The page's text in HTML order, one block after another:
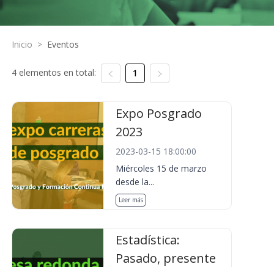
Inicio > Eventos
4 elementos en total: 1
Expo Posgrado
2023
2023-03-15 18:00:00
Miércoles 15 de marzo
desde la...
Leer más
Estadística:
Pasado, presente